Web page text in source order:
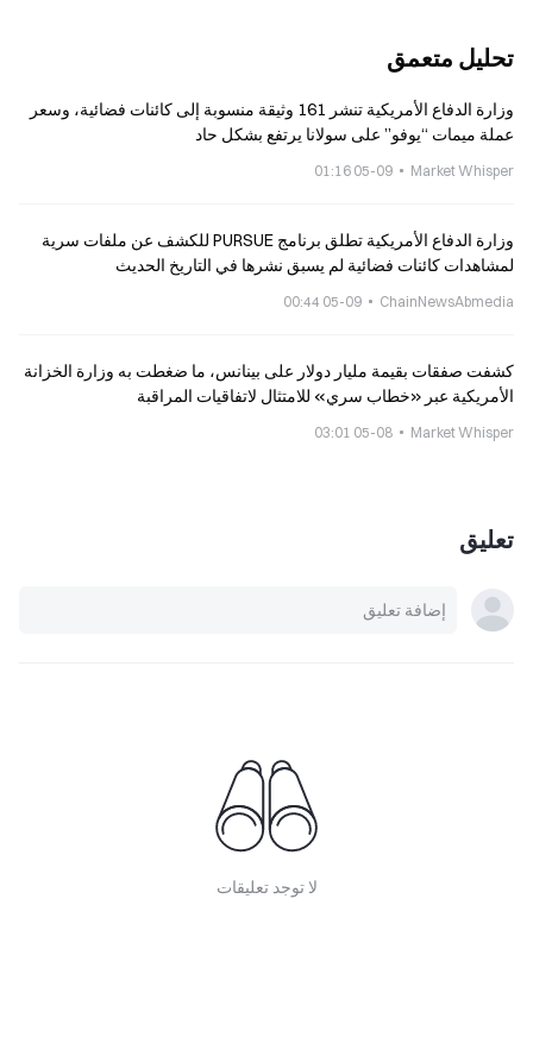
تحليل متعمق
وزارة الدفاع الأمريكية تنشر 161 وثيقة منسوبة إلى كائنات فضائية، وسعر
عملة ميمات “يوفو” على سولانا يرتفع بشكل حاد
Market Whisper
05-09 01:16
وزارة الدفاع الأمريكية تطلق برنامج PURSUE للكشف عن ملفات سرية
لمشاهدات كائنات فضائية لم يسبق نشرها في التاريخ الحديث
ChainNewsAbmedia
05-09 00:44
كشفت صفقات بقيمة مليار دولار على بينانس، ما ضغطت به وزارة الخزانة
الأمريكية عبر «خطاب سري» للامتثال لاتفاقيات المراقبة
Market Whisper
05-08 03:01
تعليق
لا توجد تعليقات